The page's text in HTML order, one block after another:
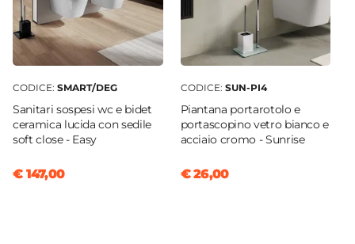
CODICE: SMART/DEG
Sanitari sospesi wc e bidet
ceramica lucida con sedile
soft close - Easy
€ 147,00
CODICE: SUN-PI4
Piantana portarotolo e
portascopino vetro bianco e
acciaio cromo - Sunrise
€ 26,00